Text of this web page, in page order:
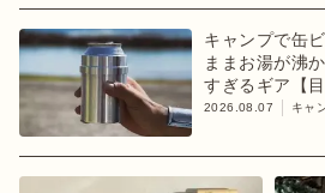
キャンプで缶
ままお湯が沸
すぎるギア【
2026.08.07 キャ